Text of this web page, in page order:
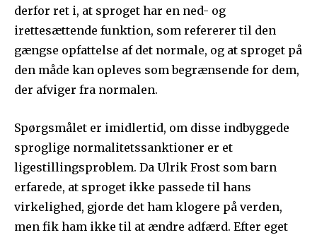
derfor ret i, at sproget har en ned- og
irettesættende funktion, som refererer til den
gængse opfattelse af det normale, og at sproget på
den måde kan opleves som begrænsende for dem,
der afviger fra normalen.
Spørgsmålet er imidlertid, om disse indbyggede
sproglige normalitetssanktioner er et
ligestillingsproblem. Da Ulrik Frost som barn
erfarede, at sproget ikke passede til hans
virkelighed, gjorde det ham klogere på verden,
men fik ham ikke til at ændre adfærd. Efter eget